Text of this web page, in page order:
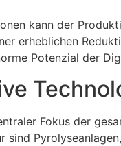
kann der
erheblichen
Potenzial der
Fokus der